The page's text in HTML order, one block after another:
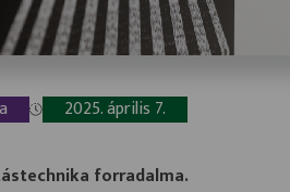
2025. április 7.
forradalma.